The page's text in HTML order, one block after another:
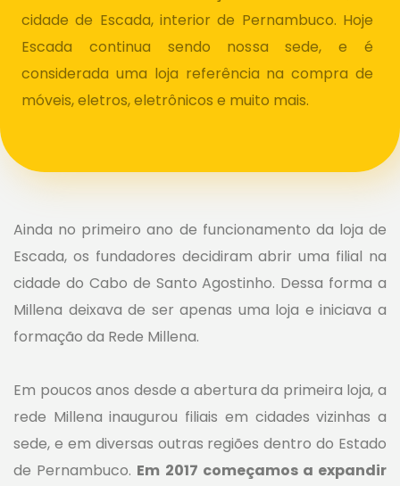
cidade de Escada, interior de Pernambuco. Hoje
Escada continua sendo nossa sede, e é
considerada uma loja referência na compra de
móveis, eletros, eletrônicos e muito mais.
Ainda no primeiro ano de funcionamento da loja de
Escada, os fundadores decidiram abrir uma filial na
cidade do Cabo de Santo Agostinho. Dessa forma a
Millena deixava de ser apenas uma loja e iniciava a
formação da Rede Millena.
Em poucos anos desde a abertura da primeira loja, a
rede Millena inaugurou filiais em cidades vizinhas a
sede, e em diversas outras regiões dentro do Estado
de Pernambuco. Em 2017 começamos a expandir